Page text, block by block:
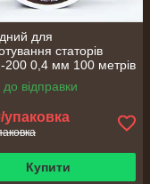
для
статорів
0,4 мм 100 метрів
до відправки
упаковка
Купити